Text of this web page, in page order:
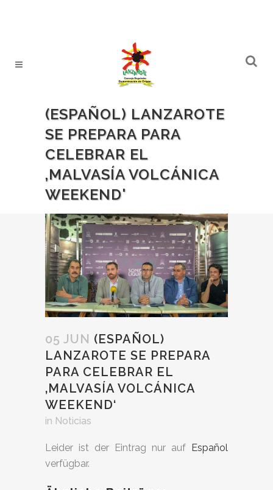
(ESPAÑOL) LANZAROTE
SE PREPARA PARA
CELEBRAR EL
‚MALVASÍA VOLCÁNICA
WEEKEND'
05 JUN (ESPAÑOL)
LANZAROTE SE PREPARA
PARA CELEBRAR EL
‚MALVASÍA VOLCÁNICA
WEEKEND‘
in Noticias
Leider ist der Eintrag nur auf Español
verfügbar.